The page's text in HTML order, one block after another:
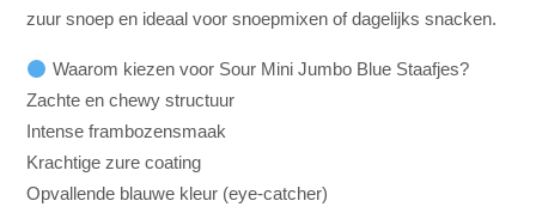
zuur snoep en ideaal voor snoepmixen of dagelijks snacken.
Waarom kiezen voor Sour Mini Jumbo Blue Staafjes?
Zachte en chewy structuur
Intense frambozensmaak
Krachtige zure coating
Opvallende blauwe kleur (eye-catcher)